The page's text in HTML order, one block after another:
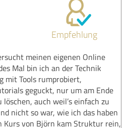
Empfehlung
meinen eigenen Online
Mal bin ich an der Technik
mit Tools rumprobiert,
geguckt, nur um am Ende
auch weil’s einfach zu
nicht so war, wie ich das haben
Kurs von Björn kam Struktur rein,